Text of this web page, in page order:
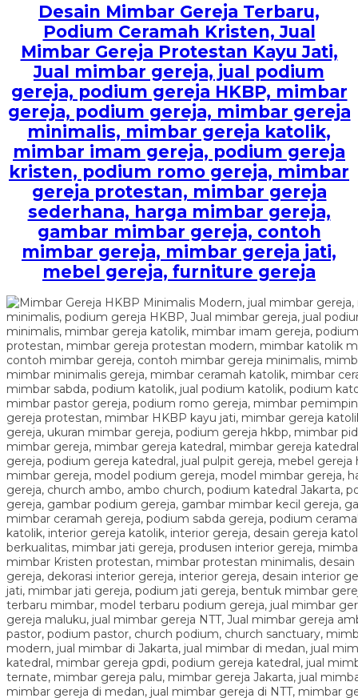
Desain Mimbar Gereja Terbaru,
Podium Ceramah Kristen, Jual
Mimbar Gereja Protestan Kayu Jati,
Jual mimbar gereja, jual podium
gereja, podium gereja HKBP, mimbar
gereja, podium gereja, mimbar gereja
minimalis, mimbar gereja katolik,
mimbar imam gereja, podium gereja
kristen, podium romo gereja, mimbar
gereja protestan, mimbar gereja
sederhana, harga mimbar gereja,
gambar mimbar gereja, contoh
mimbar gereja, mimbar gereja jati,
mebel gereja, furniture gereja